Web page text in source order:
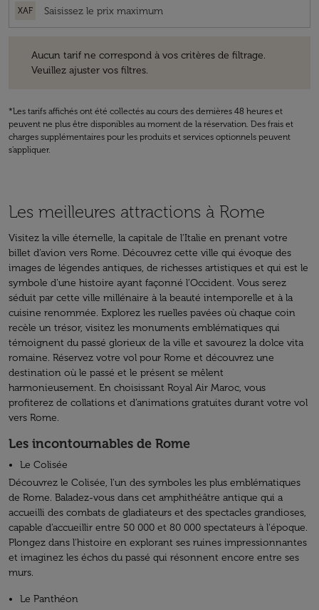
XAF
Aucun tarif ne correspond à vos critères de filtrage.
Veuillez ajuster vos filtres.
*Les tarifs affichés ont été collectés au cours des dernières 48 heures et
peuvent ne plus être disponibles au moment de la réservation. Des frais et
charges supplémentaires pour les produits et services optionnels peuvent
s'appliquer.
Les meilleures attractions à Rome
Visitez la ville éternelle, la capitale de l'Italie en prenant votre
billet d’avion vers Rome. Découvrez cette ville qui évoque des
images de légendes antiques, de richesses artistiques et qui est le
symbole d’une histoire ayant façonné l’Occident. Vous serez
séduit par cette ville millénaire à la beauté intemporelle et à la
cuisine renommée. Explorez les ruelles pavées où chaque coin
recèle un trésor, visitez les monuments emblématiques qui
témoignent du passé glorieux de la ville et savourez la dolce vita
romaine. Réservez votre vol pour Rome et découvrez une
destination où le passé et le présent se mêlent
harmonieusement. En choisissant Royal Air Maroc, vous
profiterez de collations et d’animations gratuites durant votre vol
vers Rome.
Les incontournables de Rome
Le Colisée
Découvrez le Colisée, l'un des symboles les plus emblématiques
de Rome. Baladez-vous dans cet amphithéâtre antique qui a
accueilli des combats de gladiateurs et des spectacles grandioses,
capable d'accueillir entre 50 000 et 80 000 spectateurs à l'époque.
Plongez dans l'histoire en explorant ses ruines impressionnantes
et imaginez les échos du passé qui résonnent encore entre ses
murs.
Le Panthéon